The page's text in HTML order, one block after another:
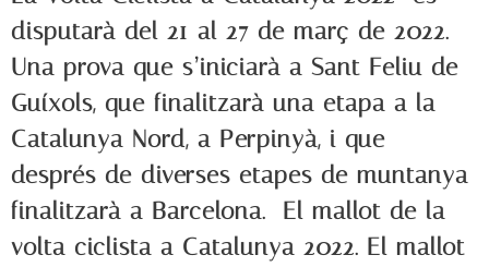
disputarà del 21 al 27 de març de 2022.
Una prova que s’iniciarà a Sant Feliu de
Guíxols, que finalitzarà una etapa a la
Catalunya Nord, a Perpinyà, i que
després de diverses etapes de muntanya
finalitzarà a Barcelona. El mallot de la
volta ciclista a Catalunya 2022. El mallot